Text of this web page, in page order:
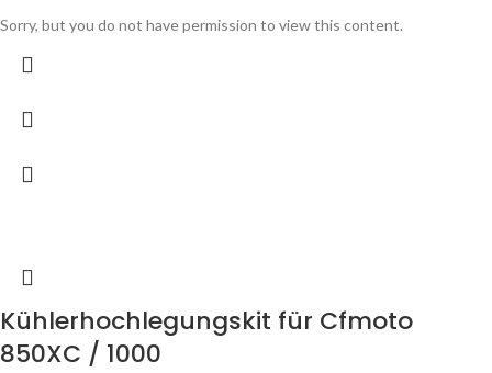
Sorry, but you do not have permission to view this content.
Kühlerhochlegungskit für Cfmoto
850XC / 1000